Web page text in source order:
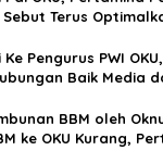
Terus
Pengurus PWI
Baik Media
BBM oleh
ke OKU Kurang,